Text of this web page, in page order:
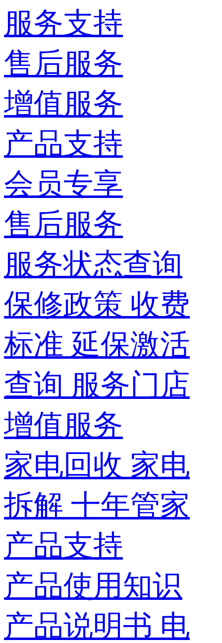
服务支持
售后服务
增值服务
产品支持
会员专享
售后服务
服务状态查询
保修政策 收费
标准 延保激活
查询 服务门店
增值服务
家电回收 家电
拆解 十年管家
产品支持
产品使用知识
产品说明书 电